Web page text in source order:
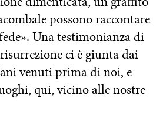
possono raccontare
Una testimonianza di
ci è giunta dai
venuti prima di noi, e
qui, vicino alle nostre